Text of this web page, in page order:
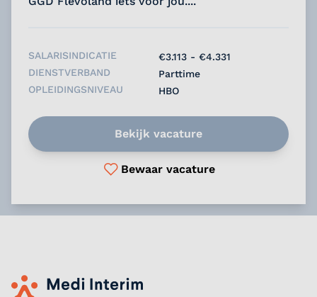
SALARISINDICATIE
€3.113 - €4.331
DIENSTVERBAND
Parttime
OPLEIDINGSNIVEAU
HBO
Bekijk vacature
Bewaar vacature